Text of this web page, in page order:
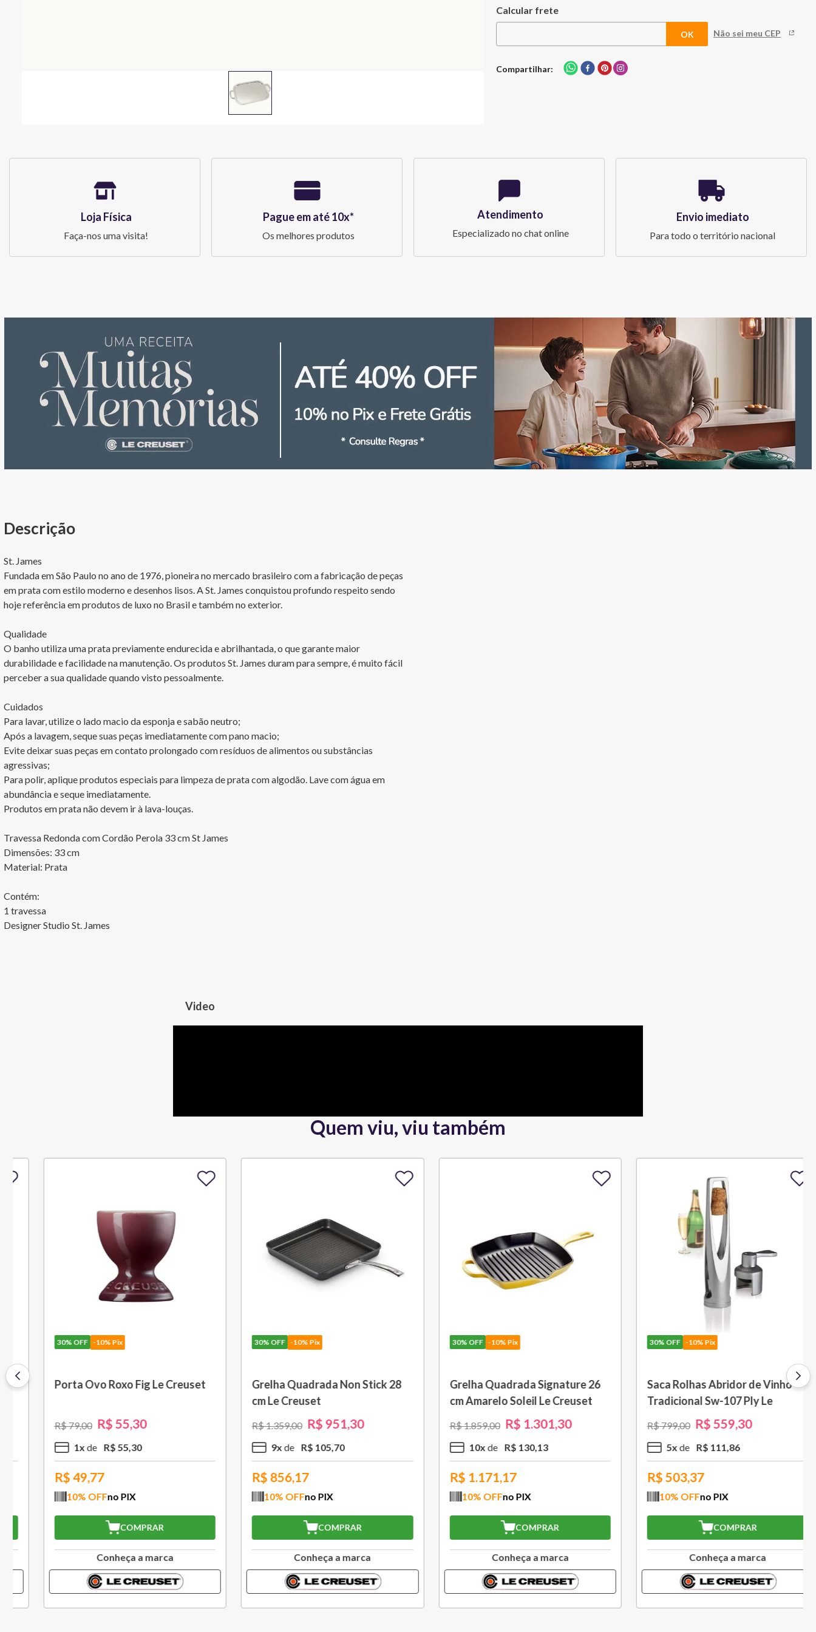
Não sei meu CEP
Compartilhar
Loja Física
Faça-nos uma visita!
Pague em até 10x*
Os melhores produtos
Atendimento
Especializado no chat online
Envio imediato
Para todo o território nacional
St. James
Fundada em São Paulo no ano de 1976, pioneira no mercado brasileiro com a fabricação de peças
em prata com estilo moderno e desenhos lisos. A St. James conquistou profundo respeito sendo
hoje referência em produtos de luxo no Brasil e também no exterior.
Qualidade
O banho utiliza uma prata previamente endurecida e abrilhantada, o que garante maior
durabilidade e facilidade na manutenção. Os produtos St. James duram para sempre, é muito fácil
perceber a sua qualidade quando visto pessoalmente.
Cuidados
Para lavar, utilize o lado macio da esponja e sabão neutro;
Após a lavagem, seque suas peças imediatamente com pano macio;
Evite deixar suas peças em contato prolongado com resíduos de alimentos ou substâncias
agressivas;
Para polir, aplique produtos especiais para limpeza de prata com algodão. Lave com água em
abundância e seque imediatamente.
Produtos em prata não devem ir à lava-louças.
Travessa Redonda com Cordão Perola 33 cm St James
Dimensões: 33 cm
Material: Prata
Contém:
1 travessa
Designer Studio St. James
Video
Quem viu, viu também
OFF -10% Pix
Saca Rolhas Abridor de Vinho
799,00 R$ 559,30
5x R$111,86
503,37
% OFFno PIX
COMPRAR
Conheça a marca
OFF -10% Pix
Grelha com Cabo Removível 33
cm Preto Black Onix Le Creuset
579,00 R$1.105,30
10x R$ 110 ,53
994,77
% OFFno PIX
COMPRAR
Conheça a marca
OFF -10% Pix
Bule Grand Cerâmica 1,3 L Azul
Caribe Le Creuset
529,00 R$370,30
3x R$123,43
333,27
% OFFno PIX
COMPRAR
Conheça a marca
OFF -10% Pix
Porta Utensílios Classic 2,3 L
Azul Marseille Le Creuset
449,00 R$314 ,30
3x R$104,76
282,87
% OFFno PIX
COMPRAR
Conheça a marca